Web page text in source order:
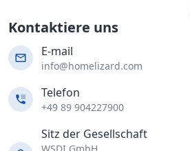
Kontaktiere uns
E-mail
info@homelizard.com
Telefon
+49 89 904227900
Sitz der Gesellschaft